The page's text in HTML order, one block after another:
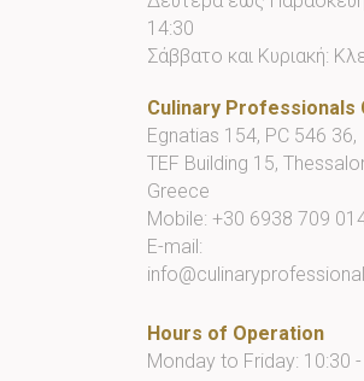
14:30
Σάββατο και Κυριακή:
Culinary Professionals
Egnatias 154, PC 546 36,
TEF Building 15,
Greece
Mobile: +30 6938 709
E-mail:
Hours of Operation
Monday to Friday: 10:30